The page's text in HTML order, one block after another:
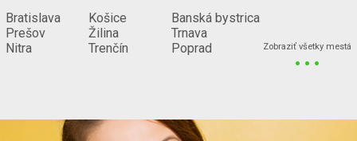
Bratislava
Prešov
Nitra
Košice
Žilina
Trenčín
Banská bystrica
Trnava
Poprad
Zobraziť všetky mestá
...